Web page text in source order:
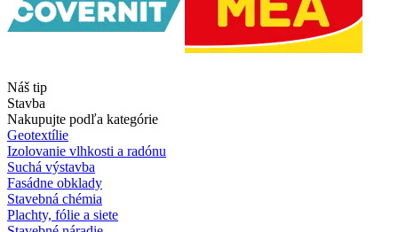
Náš tip
Stavba
Nakupujte podľa kategórie
Geotextílie
Izolovanie vlhkosti a radónu
Suchá výstavba
Fasádne obklady
Stavebná chémia
Plachty, fólie a siete